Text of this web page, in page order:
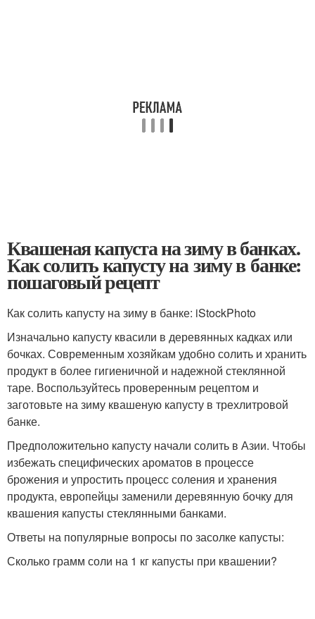
Квашеная капуста на зиму в банках.
Как солить капусту на зиму в банке:
пошаговый рецепт
Как солить капусту на зиму в банке: iStockPhoto
Изначально капусту квасили в деревянных кадках или
бочках. Современным хозяйкам удобно солить и хранить
продукт в более гигиеничной и надежной стеклянной
таре. Воспользуйтесь проверенным рецептом и
заготовьте на зиму квашеную капусту в трехлитровой
банке.
Предположительно капусту начали солить в Азии. Чтобы
избежать специфических ароматов в процессе
брожения и упростить процесс соления и хранения
продукта, европейцы заменили деревянную бочку для
квашения капусты стеклянными банками.
Ответы на популярные вопросы по засолке капусты:
Сколько грамм соли на 1 кг капусты при квашении?